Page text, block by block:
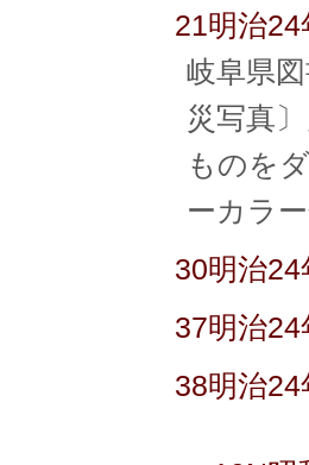
21明治
岐阜県
災写真
ものを
ーカラ
30明治
37明治
38明治